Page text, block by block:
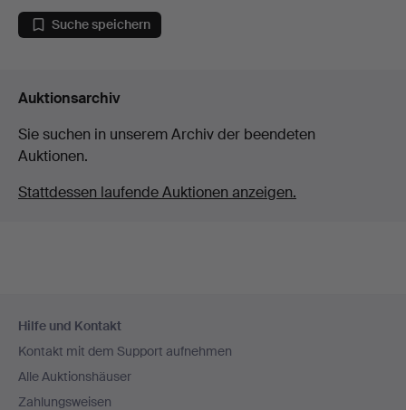
Suche speichern
Auktionsarchiv
Sie suchen in unserem Archiv der beendeten
Auktionen.
Stattdessen laufende Auktionen anzeigen.
Navigation
Hilfe und Kontakt
Kontakt mit dem Support aufnehmen
Alle Auktionshäuser
Zahlungsweisen